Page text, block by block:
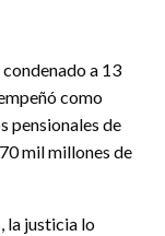
a 13
como
pensionales de
mil millones de
la justicia lo